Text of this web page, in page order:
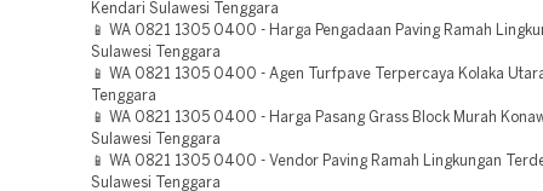
Kendari Sulawesi Tenggara
📱 WA 0821 1305 0400 - Harga Pengadaan Paving Ramah
Sulawesi Tenggara
📱 WA 0821 1305 0400 - Agen Turfpave Terpercaya Kolaka
Tenggara
📱 WA 0821 1305 0400 - Harga Pasang Grass Block Murah
Sulawesi Tenggara
📱 WA 0821 1305 0400 - Vendor Paving Ramah Lingkungan
Sulawesi Tenggara